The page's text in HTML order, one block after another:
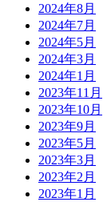
2024年8月
2024年7月
2024年5月
2024年3月
2024年1月
2023年11月
2023年10月
2023年9月
2023年5月
2023年3月
2023年2月
2023年1月